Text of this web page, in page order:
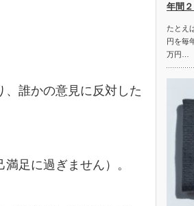
誰かの意見に反対した
足に過ぎません）。
年間
たとえ
円を毎
万円…